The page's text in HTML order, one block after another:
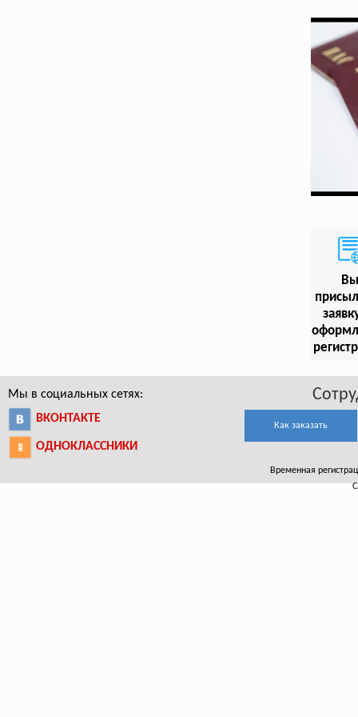
Вы
Мы в социальных сетях:
ВКОНТАКТЕ
ОДНОКЛАССНИКИ
Как заказать
Временная